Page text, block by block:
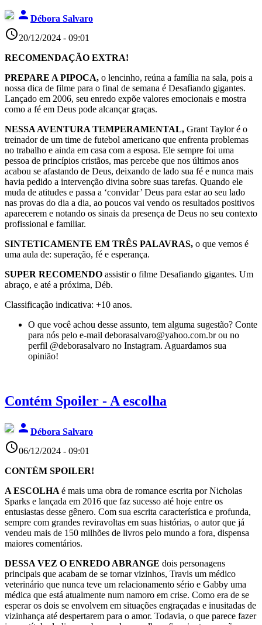
person Débora Salvaro
access_time20/12/2024 - 09:01
RECOMENDAÇÃO EXTRA!
PREPARE A PIPOCA, o lencinho, reúna a família na sala, pois a
nossa dica de filme para o final de semana é Desafiando gigantes.
Lançado em 2006, seu enredo expõe valores emocionais e mostra
como a fé em Deus pode alcançar graças.
NESSA AVENTURA TEMPERAMENTAL, Grant Taylor é o
treinador de um time de futebol americano que enfrenta problemas
no trabalho e ainda em casa com a esposa. Ele sempre foi uma
pessoa de princípios cristãos, mas percebe que nos últimos anos
acabou se afastando de Deus, deixando de lado sua fé e nunca mais
havia pedido a intervenção divina sobre suas tarefas. Quando ele
muda de atitudes e passa a ‘convidar’ Deus para estar ao seu lado
nas provas do dia a dia, ao poucos vai vendo os resultados positivos
aparecerem e notando os sinais da presença de Deus no seu contexto
profissional e familiar.
SINTETICAMENTE EM TRÊS PALAVRAS, o que vemos é
uma aula de: superação, fé e esperança.
SUPER RECOMENDO assistir o filme Desafiando gigantes. Um
abraço, e até a próxima, Déb.
Classificação indicativa: +10 anos.
O que você achou desse assunto, tem alguma sugestão? Conte
para nós pelo e-mail deborasalvaro@yahoo.com.br ou no
perfil @deborasalvaro no Instagram. Aguardamos sua
opinião!
Contém Spoiler - A escolha
person Débora Salvaro
access_time06/12/2024 - 09:01
CONTÉM SPOILER!
A ESCOLHA é mais uma obra de romance escrita por Nicholas
Sparks e lançada em 2016 que faz sucesso até hoje entre os
entusiastas desse gênero. Com sua escrita característica e profunda,
sempre com grandes reviravoltas em suas histórias, o autor que já
vendeu mais de 150 milhões de livros pelo mundo a fora, dispensa
maiores comentários.
DESSA VEZ O ENREDO ABRANGE dois personagens
principais que acabam de se tornar vizinhos, Travis um médico
veterinário que nunca teve um relacionamento sério e Gabby uma
médica que está atualmente num namoro em crise. Como era de se
esperar os dois se envolvem em situações engraçadas e inusitadas de
vizinhança até despertarem para o amor. Todavia, o que parece fazer